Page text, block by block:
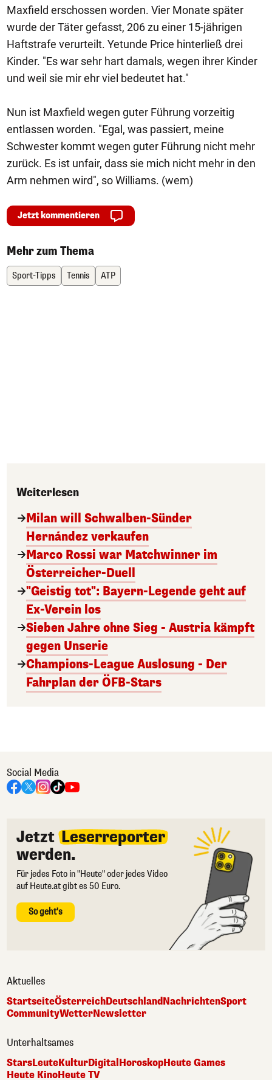
Maxfield erschossen worden. Vier Monate später
wurde der Täter gefasst, 206 zu einer 15-jährigen
Haftstrafe verurteilt. Yetunde Price hinterließ drei
Kinder. "Es war sehr hart damals, wegen ihrer Kinder
und weil sie mir ehr viel bedeutet hat."
Nun ist Maxfield wegen guter Führung vorzeitig
entlassen worden. "Egal, was passiert, meine
Schwester kommt wegen guter Führung nicht mehr
zurück. Es ist unfair, dass sie mich nicht mehr in den
Arm nehmen wird", so Williams. (wem)
Jetzt kommentieren
Mehr zum Thema
Sport-Tipps Tennis ATP
Weiterlesen
Milan will Schwalben-Sünder
Hernández verkaufen
Marco Rossi war Matchwinner im
Österreicher-Duell
"Geistig tot": Bayern-Legende geht auf
Ex-Verein los
Sieben Jahre ohne Sieg - Austria kämpft
gegen Unserie
Champions-League Auslosung - Der
Fahrplan der ÖFB-Stars
Social Media
Jetzt Leserreporter
werden.
Für jedes Foto in "Heute" oder jedes Video
auf Heute.at gibt es 50 Euro.
So geht's
Aktuelles
StartseiteÖsterreichDeutschlandNachrichtenSport
CommunityWetterNewsletter
Unterhaltsames
StarsLeuteKulturDigital HoroskopHeute Games
Heute KinoHeute TV